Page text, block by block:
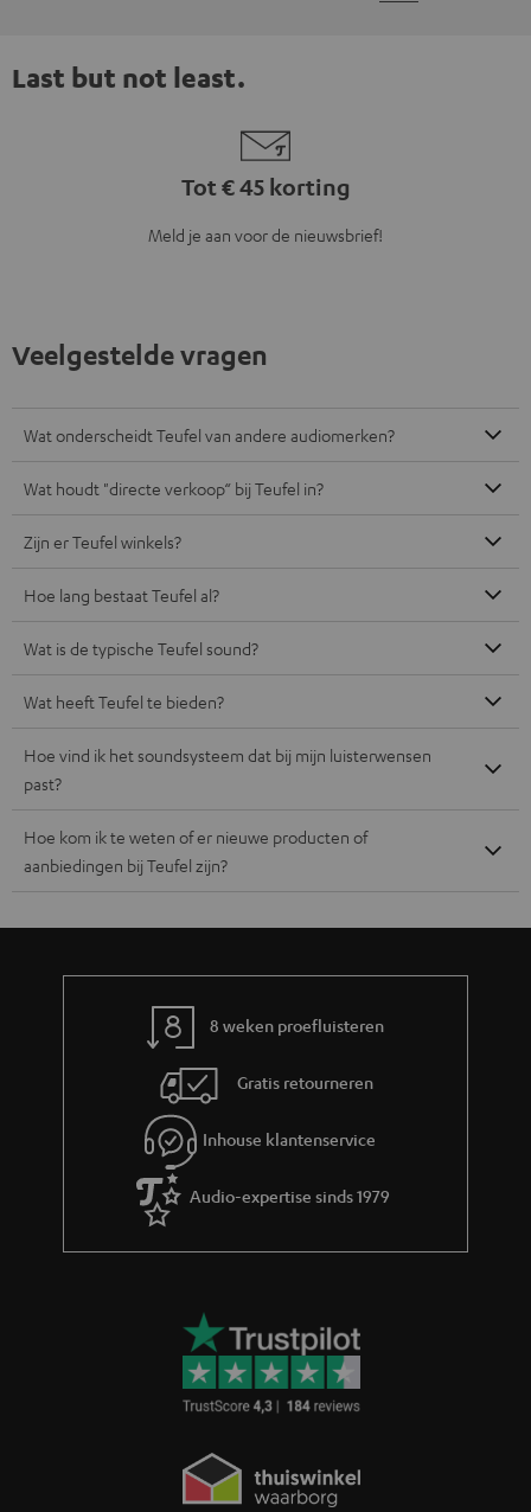
Last but not least.
Tot € 45 korting
Meld je aan voor de nieuwsbrief!
Veelgestelde vragen
Wat onderscheidt Teufel van andere audiomerken?
Wat houdt "directe verkoop“ bij Teufel in?
Zijn er Teufel winkels?
Hoe lang bestaat Teufel al?
Wat is de typische Teufel sound?
Wat heeft Teufel te bieden?
Hoe vind ik het soundsysteem dat bij mijn luisterwensen
past?
Hoe kom ik te weten of er nieuwe producten of
aanbiedingen bij Teufel zijn?
8 weken proefluisteren
Gratis retourneren
Inhouse klantenservice
Audio-expertise sinds 1979